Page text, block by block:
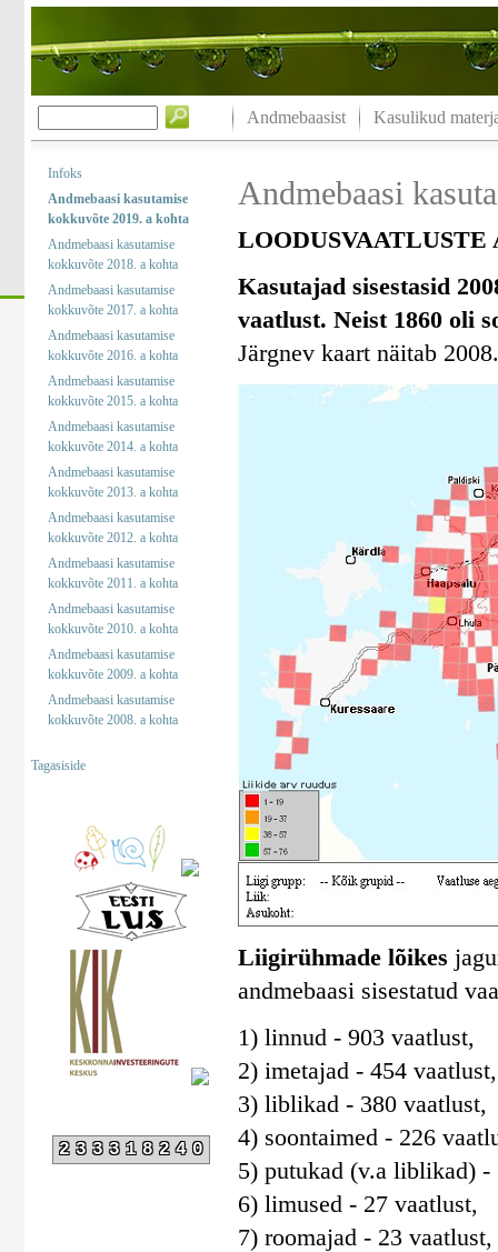
Andmebaasist Kasulikud
Infoks
Andmebaasi kasutamise
kokkuvõte 2019. a kohta
Andmebaasi kasutamise
kokkuvõte 2018. a kohta
Andmebaasi kasutamise
kokkuvõte 2017. a kohta
Andmebaasi kasutamise
kokkuvõte 2016. a kohta
Andmebaasi kasutamise
kokkuvõte 2015. a kohta
Andmebaasi kasutamise
kokkuvõte 2014. a kohta
Andmebaasi kasutamise
kokkuvõte 2013. a kohta
Andmebaasi kasutamise
kokkuvõte 2012. a kohta
Andmebaasi kasutamise
kokkuvõte 2011. a kohta
Andmebaasi kasutamise
kokkuvõte 2010. a kohta
Andmebaasi kasutamise
kokkuvõte 2009. a kohta
Andmebaasi kasutamise
kokkuvõte 2008. a kohta
Tagasiside
233318240
Andmebaasi
Kasutajad sisestasid
vaatlust. Neist 1860 oli
Järgnev kaart näitab
Liigirühmade lõikes
andmebaasi sisestatud
1) linnud - 903 vaatlust,
2) imetajad - 454 vaatlust,
3) liblikad - 380 vaatlust,
4) soontaimed - 226
5) putukad (v.a liblikad) -
6) limused - 27 vaatlust,
7) roomajad - 23 vaatlust,